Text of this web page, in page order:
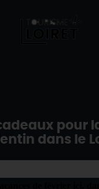
pour
dans le